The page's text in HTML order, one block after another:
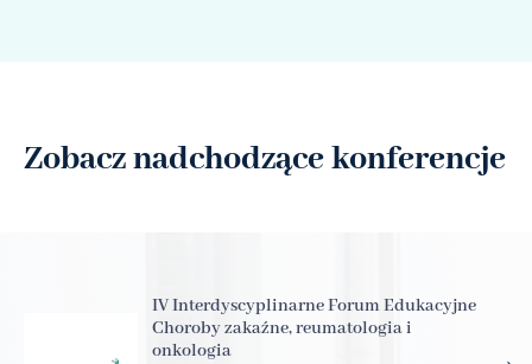
Zobacz nadchodzące konferencje
IV Interdyscyplinarne Forum Edukacyjne
Choroby zakaźne, reumatologia i
onkologia